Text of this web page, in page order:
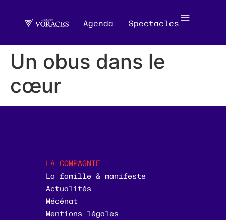
Agenda Spectacles
Un obus dans le
cœur
LA COMPAGNIE
La famille & manifeste
Actualités
Mécénat
Mentions légales